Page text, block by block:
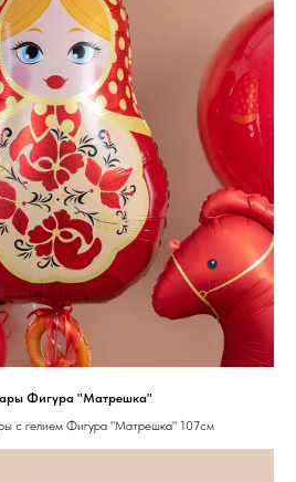
Фигура "Матрешка"
с гелием Фигура "Матрешка" 107см